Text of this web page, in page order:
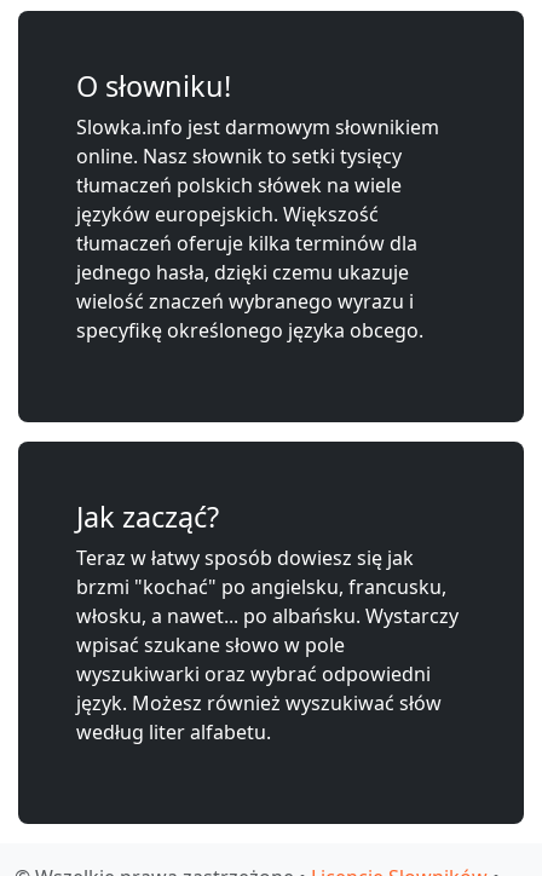
O słowniku!
Slowka.info jest darmowym słownikiem
online. Nasz słownik to setki tysięcy
tłumaczeń polskich słówek na wiele
języków europejskich. Większość
tłumaczeń oferuje kilka terminów dla
jednego hasła, dzięki czemu ukazuje
wielość znaczeń wybranego wyrazu i
specyfikę określonego języka obcego.
Jak zacząć?
Teraz w łatwy sposób dowiesz się jak
brzmi "kochać" po angielsku, francusku,
włosku, a nawet... po albańsku. Wystarczy
wpisać szukane słowo w pole
wyszukiwarki oraz wybrać odpowiedni
język. Możesz również wyszukiwać słów
według liter alfabetu.